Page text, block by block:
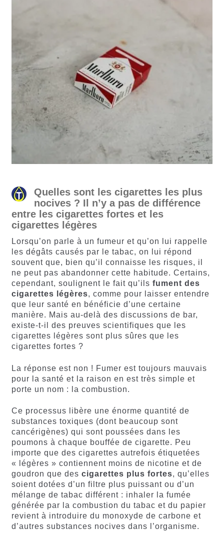
Quelles sont les cigarettes les plus
nocives ? Il n’y a pas de différence
entre les cigarettes fortes et les
cigarettes légères
Lorsqu’on parle à un fumeur et qu’on lui rappelle
les dégâts causés par le tabac, on lui répond
souvent que, bien qu’il connaisse les risques, il
ne peut pas abandonner cette habitude. Certains,
cependant, soulignent le fait qu’ils fument des
cigarettes légères, comme pour laisser entendre
que leur santé en bénéficie d’une certaine
manière. Mais au-delà des discussions de bar,
existe-t-il des preuves scientifiques que les
cigarettes légères sont plus sûres que les
cigarettes fortes ?
La réponse est non ! Fumer est toujours mauvais
pour la santé et la raison en est très simple et
porte un nom : la combustion.
Ce processus libère une énorme quantité de
substances toxiques (dont beaucoup sont
cancérigènes) qui sont poussées dans les
poumons à chaque bouffée de cigarette. Peu
importe que des cigarettes autrefois étiquetées
« légères » contiennent moins de nicotine et de
goudron que des cigarettes plus fortes, qu’elles
soient dotées d’un filtre plus puissant ou d’un
mélange de tabac différent : inhaler la fumée
générée par la combustion du tabac et du papier
revient à introduire du monoxyde de carbone et
d’autres substances nocives dans l’organisme.